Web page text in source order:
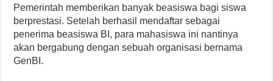
Pemerintah memberikan banyak beasiswa bagi siswa
berprestasi. Setelah berhasil mendaftar sebagai
penerima beasiswa BI, para mahasiswa ini nantinya
akan bergabung dengan sebuah organisasi bernama
GenBI.